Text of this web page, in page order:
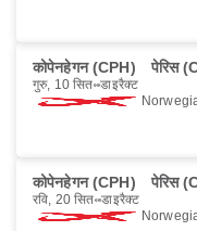
कोपेनहेगन (CPH) पेरिस
गुरु, 10 सित॰ डाइरैक्ट
कोपेनहेगन (CPH) पेरिस
रवि, 20 सित॰ डाइरैक्ट